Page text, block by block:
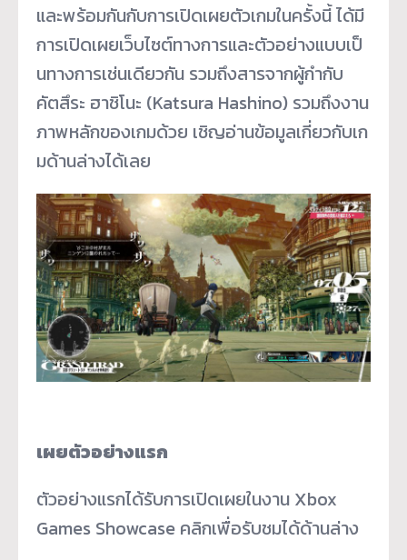
และพร้อมกันกับการเปิดเผยตัวเกมในครั้งนี้ ได้มี
การเปิดเผยเว็บไซต์ทางการและตัวอย่างแบบเป็
นทางการเช่นเดียวกัน รวมถึงสารจากผู้กำกับ
คัตสึระ ฮาชิโนะ (Katsura Hashino) รวมถึงงาน
ภาพหลักของเกมด้วย เชิญอ่านข้อมูลเกี่ยวกับเก
มด้านล่างได้เลย
เผยตัวอย่างแรก
ตัวอย่างแรกได้รับการเปิดเผยในงาน Xbox
Games Showcase คลิกเพื่อรับชมได้ด้านล่าง